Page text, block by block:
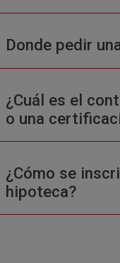
Donde pedir
¿Cuál es el
o una
¿Cómo se
hipoteca?